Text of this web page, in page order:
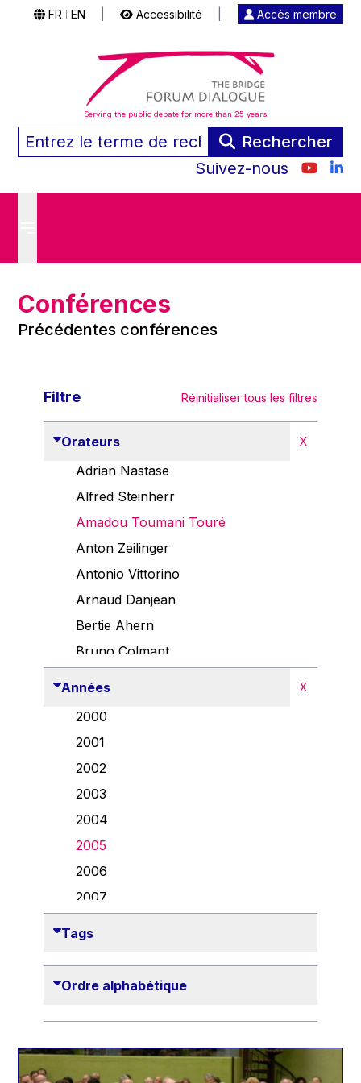
FR EN Accessibilité Accès membre
Serving the public debate for more than 25 years
Rechercher
Suivez-nous
Conférences
Précédentes conférences
Filtre Réinitialiser tous les filtres
Orateurs X
Adrian Nastase
Alfred Steinherr
Amadou Toumani Touré
Anton Zeilinger
Antonio Vittorino
Arnaud Danjean
Bertie Ahern
Bruno Colmant
Frederica Mogherini
Gaston Reinesch
Gil Carlos Rodrigues Iglesias
Années X
2000
2001
2002
2003
2004
2005
2006
2007
2012
2013
2014
Tags
Ordre alphabétique